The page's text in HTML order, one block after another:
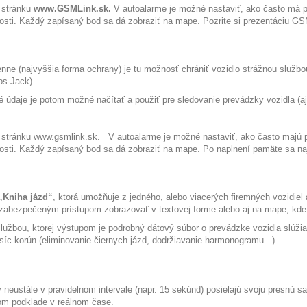
www.GSMLink.sk. V autoalarme je možné nastaviť, ako často má
Každý zapísaný bod sa dá zobraziť na mape. Pozrite si prezentáciu
(najvyššia forma ochrany) je tu možnosť chrániť vozidlo strážnou
Jack)
je potom možné načítať a použiť pre sledovanie prevádzky vozidla
www.gsmlink.sk. V autoalarme je možné nastaviť, ako často majú
Každý zapísaný bod sa dá zobraziť na mape. Po naplnení pamäte sa
jázd“, ktorá umožňuje z jedného, alebo viacerých firemných
prístupom zobrazovať v textovej forme alebo aj na mape,
ktorej výstupom je podrobný dátový súbor o prevádzke vozidla
korún (eliminovanie čiernych jázd, dodržiavanie harmonogramu...).
v pravidelnom intervale (napr. 15 sekúnd) posielajú svoju presnú
podklade v reálnom čase.